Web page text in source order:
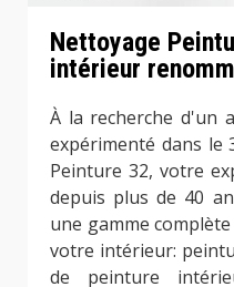
Nettoyage
intérieur
À la recherche d'un
expérimenté dans le
Peinture 32, votre
depuis plus de 40
une gamme
votre intérieur:
de peinture